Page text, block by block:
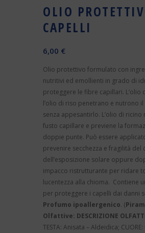
OLIO
CAPELLI
6,00 €
Olio protettivo formulato con
nutritivi ed emollienti in grado di
proteggere le fibre capillari. L’olio
l’olio di riso penetrano e nutrono il
senza appesantirlo. L’olio di ricino
fusto capillare e previene la
doppie punte. Può essere
prevenire secchezza e fragilità del
dell’esposizione solare oppure
impacco ristrutturante per ridare
lucentezza alla chioma. Contiene
per proteggere i capelli dai danni
Profumo ipoallergenico. (
Olfattive: DESCRIZIONE
TESTA: Anisata – Aldeidica;